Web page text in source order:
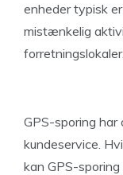
enheder typisk
mistænkelig
forretningslokaler.
GPS-sporing har
kundeservice.
kan GPS-